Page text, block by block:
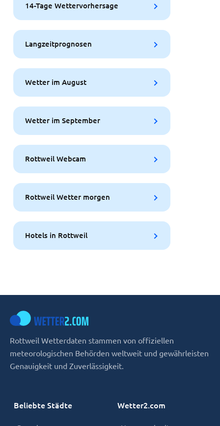
14-Tage Wettervorhersage
Langzeitprognosen
Wetter im August
Wetter im September
Rottweil Webcam
Rottweil Wetter morgen
Hotels in Rottweil
Rottweil Wetterdaten stammen von offiziellen
meteorologischen Behörden weltweit und gewährleisten
Genauigkeit und Zuverlässigkeit.
Beliebte Städte Wetter2.com